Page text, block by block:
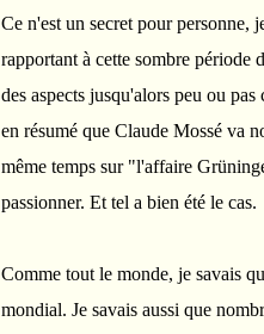
Ce n'est un secret pour personne,
rapportant à cette sombre
des aspects jusqu'alors peu ou
en résumé que Claude Mossé va
même temps sur "l'affaire
passionner. Et tel a bien été le cas.
Comme tout le monde, je savais
mondial. Je savais aussi que